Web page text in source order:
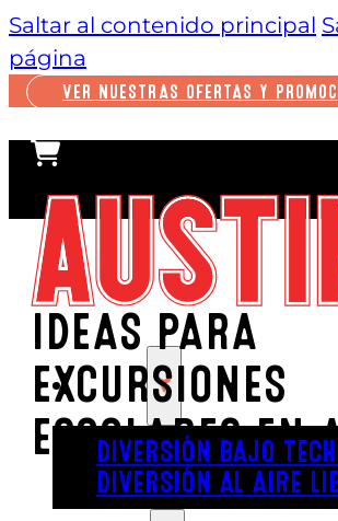
Saltar al contenido principal
página
VER NUESTRAS OFERTAS Y
JUGAR
DIVERSIÓN BAJO
DIVERSIÓN AL AIRE
IDEAS PARA
EXCURSIONES
ESCOLARES EN